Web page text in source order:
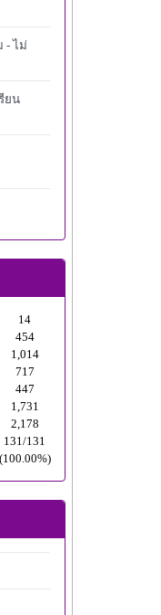
- ไม่
ยน
14
454
1,014
717
447
1,731
2,178
131/131
(100.00%)